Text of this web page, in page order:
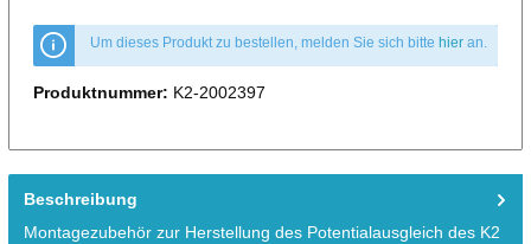
Um dieses Produkt zu bestellen, melden Sie sich bitte hieran.
Produktnummer: K2-2002397
Beschreibung
Montagezubehör zur Herstellung des Potentialausgleich des K2